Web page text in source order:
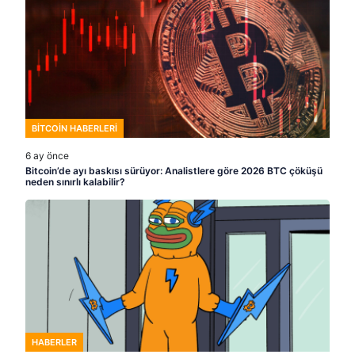
BITCOIN HABERLERI
6 ay önce
Bitcoin’de ayı baskısı sürüyor: Analistlere göre 2026 BTC çöküşü
neden sınırlı kalabilir?
HABERLER